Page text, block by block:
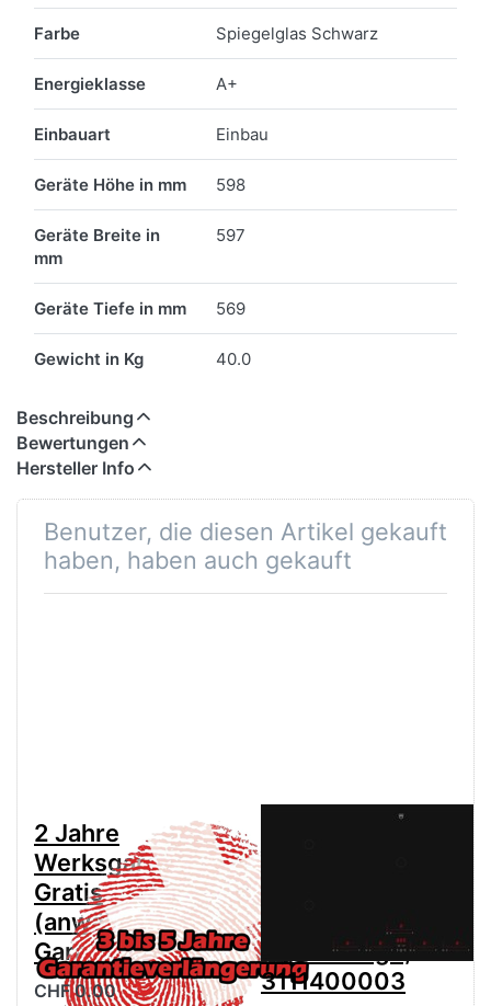
Farbe Spiegelglas Schwarz
Energieklasse A+
Einbauart Einbau
Geräte Höhe in mm 598
Geräte Breite in
mm
597
Geräte Tiefe in mm 569
Gewicht in Kg 40.0
Beschreibung
Bewertungen
Hersteller Info
Benutzer, die diesen Artikel gekauft
haben, haben auch gekauft
2 Jahre
Werksgarantie
Gratis
(anwählen für
Garantieverlängerung)
CHF 0.00
V6000 I905
BlackDesign,
3111400003